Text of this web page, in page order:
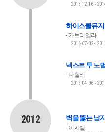
2013-12-
하이스쿨뮤지
가브리엘라
2013-07-
넥스트 투 노멀
나탈리
2013-04-
2012 벽을 뚫는 남
이사벨